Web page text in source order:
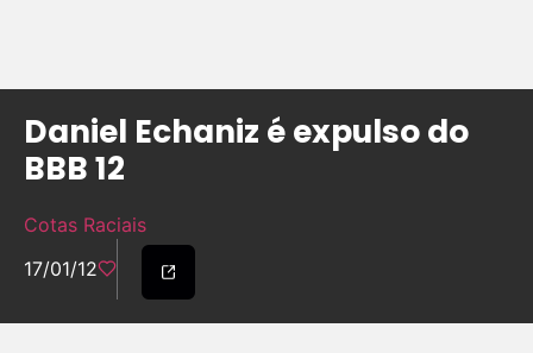
Daniel Echaniz é expulso do
BBB 12
Cotas Raciais
17/01/12